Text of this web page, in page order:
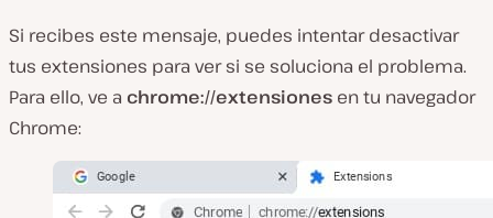
Si recibes este mensaje, puedes intentar desactivar
tus extensiones para ver si se soluciona el problema.
Para ello, ve a chrome://extensiones en tu navegador
Chrome: